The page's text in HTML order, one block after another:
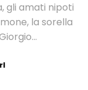
gli amati nipoti
la sorella